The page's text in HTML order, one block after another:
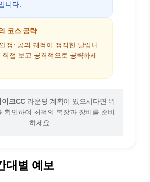
니다.
코스 공략
정: 공의 궤적이 정직한 날입니
직접 보고 공격적으로 공략하세
이크CC 라운딩 계획이 있으시다면 위
확인하여 최적의 복장과 장비를 준비
하세요.
대별 예보